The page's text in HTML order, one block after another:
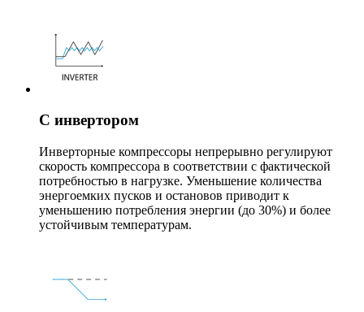
С инвертором
Инверторные компрессоры непрерывно регулируют
скорость компрессора в соответствии с фактической
потребностью в нагрузке. Уменьшение количества
энергоемких пусков и остановов приводит к
уменьшению потребления энергии (до 30%) и более
устойчивым температурам.